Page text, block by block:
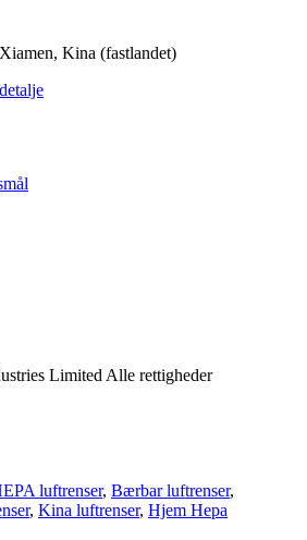
Kina (fastlandet)
detalje
Limited Alle rettigheder
luftrenser, Bærbar luftrenser,
, Kina luftrenser, Hjem Hepa